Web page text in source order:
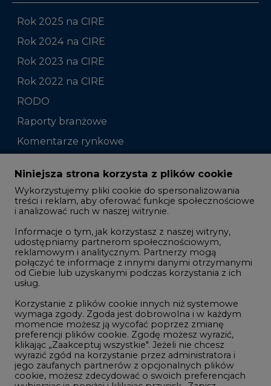
Rok 2025 na CIRE
Rok 2024 na CIRE
Rok 2023 na CIRE
Rok 2022 na CIRE
RODO
Raporty branżowe
Komentarze rynkowe
Zmiany kadrowe na rynku
Studio CIRE
Rozmowy o energetyce
Gospodarka
Geopolityka
LTE450
Innowacje i AI
Telekomunikacja i IT
Handel emisjami CO2
Wodór
Niniejsza strona korzysta z plików cookie
Wykorzystujemy pliki cookie do spersonalizowania
treści i reklam, aby oferować funkcje społecznościowe
i analizować ruch w naszej witrynie.
Informacje o tym, jak korzystasz z naszej witryny,
udostępniamy partnerom społecznościowym,
reklamowym i analitycznym. Partnerzy mogą
połączyć te informacje z innymi danymi otrzymanymi
od Ciebie lub uzyskanymi podczas korzystania z ich
usług.
Korzystanie z plików cookie innych niż systemowe
wymaga zgody. Zgoda jest dobrowolna i w każdym
momencie możesz ją wycofać poprzez zmianę
preferencji plików cookie. Zgodę możesz wyrazić,
klikając „Zaakceptuj wszystkie". Jeżeli nie chcesz
wyrazić zgód na korzystanie przez administratora i
jego zaufanych partnerów z opcjonalnych plików
cookie, możesz zdecydować o swoich preferencjach